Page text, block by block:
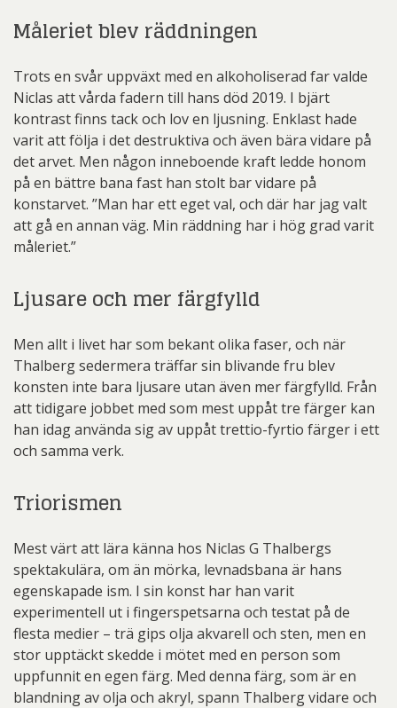
Måleriet blev räddningen
Trots en svår uppväxt med en alkoholiserad far valde
Niclas att vårda fadern till hans död 2019. I bjärt
kontrast finns tack och lov en ljusning. Enklast hade
varit att följa i det destruktiva och även bära vidare på
det arvet. Men någon inneboende kraft ledde honom
på en bättre bana fast han stolt bar vidare på
konstarvet. ”Man har ett eget val, och där har jag valt
att gå en annan väg. Min räddning har i hög grad varit
måleriet.”
Ljusare och mer färgfylld
Men allt i livet har som bekant olika faser, och när
Thalberg sedermera träffar sin blivande fru blev
konsten inte bara ljusare utan även mer färgfylld. Från
att tidigare jobbet med som mest uppåt tre färger kan
han idag använda sig av uppåt trettio-fyrtio färger i ett
och samma verk.
Triorismen
Mest värt att lära känna hos Niclas G Thalbergs
spektakulära, om än mörka, levnadsbana är hans
egenskapade ism. I sin konst har han varit
experimentell ut i fingerspetsarna och testat på de
flesta medier – trä gips olja akvarell och sten, men en
stor upptäckt skedde i mötet med en person som
uppfunnit en egen färg. Med denna färg, som är en
blandning av olja och akryl, spann Thalberg vidare och